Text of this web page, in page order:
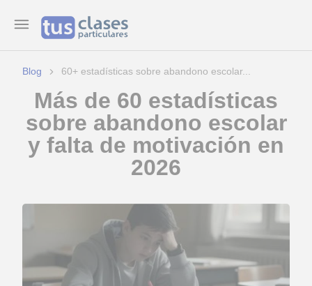
Blog 60+ estadísticas sobre abandono escolar...
Más de 60 estadísticas
sobre abandono escolar
y falta de motivación en
2026